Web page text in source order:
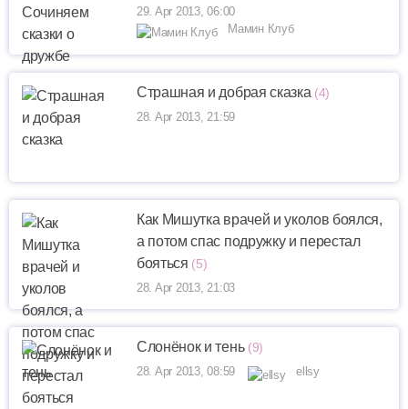
29. Apr 2013, 06:00
Мамин Клуб
Страшная и добрая сказка (4)
28. Apr 2013, 21:59
Как Мишутка врачей и уколов боялся,
а потом спас подружку и перестал
бояться (5)
28. Apr 2013, 21:03
Слонёнок и тень (9)
28. Apr 2013, 08:59 ellsy